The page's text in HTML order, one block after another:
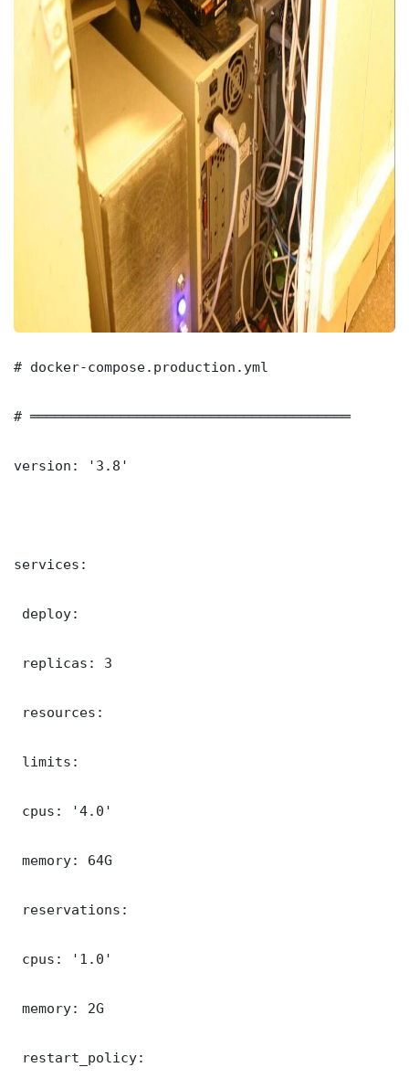
# docker-compose.production.yml
# ═══════════════════════════════════════
version: '3.8'
services:
deploy:
replicas: 3
resources:
limits:
cpus: '4.0'
memory: 64G
reservations:
cpus: '1.0'
memory: 2G
restart_policy: